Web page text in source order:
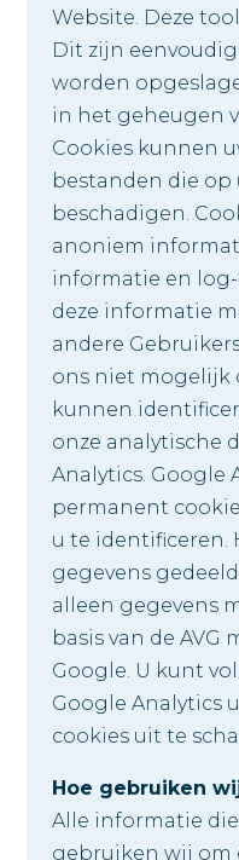
Website. Deze
Dit zijn
worden
in het geheugen
Cookies kunnen
bestanden die
beschadigen.
anoniem
informatie en
deze informatie
andere
ons niet mogelijk
kunnen
onze analytische
Analytics. Google
permanent
u te identificeren.
gegevens
alleen gegevens
basis van de AVG
Google. U kunt
Google Analytics
cookies uit te
Hoe gebruiken
Alle informatie
gebruiken wij om